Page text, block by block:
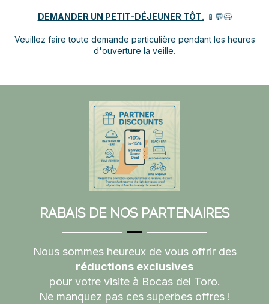
DEMANDER UN PETIT-DÉJEUNER TÔT. 📱💬😄
Veuillez faire toute demande particulière pendant les heures
d'ouverture la veille.
RABAIS DE NOS PARTENAIRES
Nous sommes heureux de vous offrir des
réductions exclusives
pour votre visite à Bocas del Toro.
Ne manquez pas ces superbes offres !